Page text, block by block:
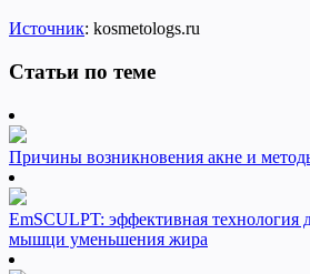
Источник: kosmetologs.ru
Статьи по теме
Причины возникновения акне и
EmSCULPT: эффективная технология
мышци уменьшения жира